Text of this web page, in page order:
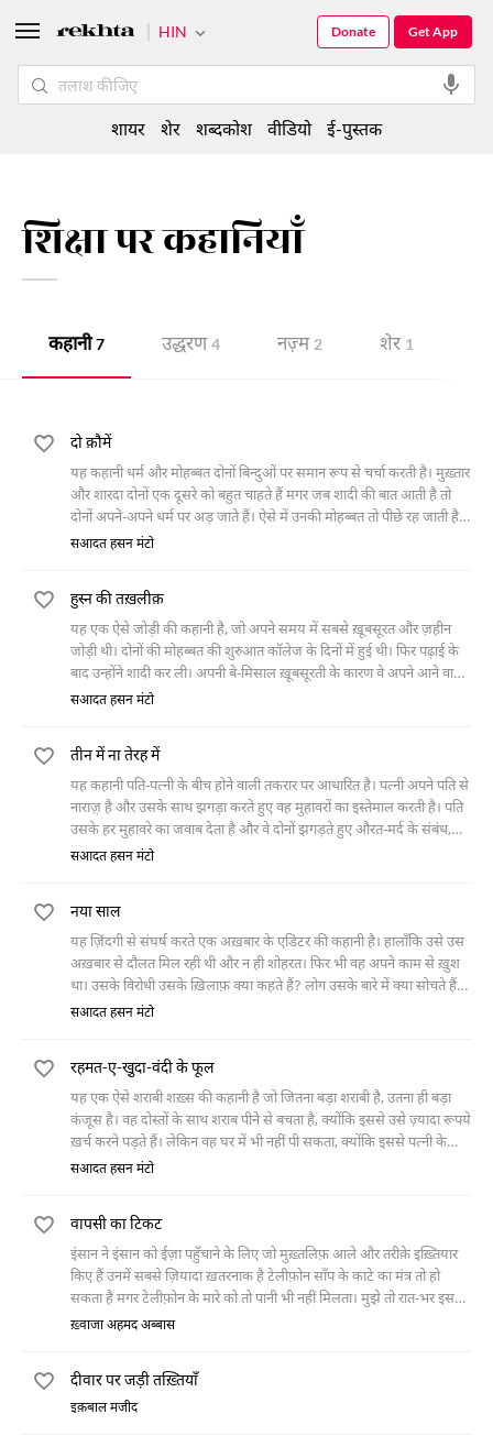
शिक्षा पर कहानियाँ
कहानी 7 उद्धरण 4 नज़्म 2 शेर 1
दो क़ौमें
यह कहानी धर्म और मोहब्बत दोनों बिन्दुओं पर समान रूप से चर्चा करती है। मुख़्तार
और शारदा दोनों एक दूसरे को बहुत चाहते हैं मगर जब शादी की बात आती है तो
दोनों अपने-अपने धर्म पर अड़ जाते हैं। ऐसे में उनकी मोहब्बत तो पीछे रह जाती है
और धर्म उन दोनों पर हावी हो जाता है। दोनों अपने-अपने रास्ते वापस चले जाते हैं।
सआदत हसन मंटो
हुस्न की तख़लीक़
यह एक ऐसे जोड़ी की कहानी है, जो अपने समय में सबसे ख़ूबसूरत और ज़हीन
जोड़ी थी। दोनों की मोहब्बत की शुरुआत कॉलेज के दिनों में हुई थी। फिर पढ़ाई के
बाद उन्होंने शादी कर ली। अपनी बे-मिसाल ख़ूबसूरती के कारण वे अपने आने वाले
बच्चे की ख़ूबसूरती के बारे में सोचने लगे। होने वाले बच्चे की ख़ूबसूरती की सोच
बल्कि अपने आप में एक नमूना था।
सआदत हसन मंटो
तीन में ना तेरह में
यह कहानी पति-पत्नी के बीच होने वाली तकरार पर आधारित है। पत्नी अपने पति से
नाराज़़ है और उसके साथ झगड़ा करते हुए वह मुहावरों का इस्तेमाल करती है। पति
उसके हर मुहावरे का जवाब देता है और वे दोनों झगड़ते हुए औरत-मर्द के संबंध,
शादी और घरेलू ज़रूरियात के बारे में बड़ी दिलचस्प गुफ़्तगू करते जाते हैं।
सआदत हसन मंटो
नया साल
यह ज़िंदगी से संघर्ष करते एक अख़बार के एडिटर की कहानी है। हालाँकि उसे उस
अख़बार से दौलत मिल रही थी और न ही शोहरत। फिर भी वह अपने काम से ख़ुश
था। उसके विरोधी उसके ख़िलाफ़ क्या कहते हैं? लोग उसके बारे में क्या सोचते हैं?
या फिर दुनिया उसकी राह में कितनी मुश्किलें पैदा कर रही है, इससे उसे कोई
साल का आग़ाज़ होने वाला है तो वह उससे भी मुक़ाबले के लिए तैयार है।
सआदत हसन मंटो
रहमत-ए-खु़दा-वंदी के फूल
यह एक ऐसे शराबी शख़्स की कहानी है जो जितना बड़ा शराबी है, उतना ही बड़ा
कंजूस है। वह दोस्तों के साथ शराब पीने से बचता है, क्योंकि इससे उसे ज़्यादा रूपये
ख़र्च करने पड़ते हैं। लेकिन वह घर में भी नहीं पी सकता, क्योंकि इससे पत्नी के
नाराज़़ हो जाने का डर रहता है। इस मुश्किल का हल वह कुछ इस तरह निकालता है
तो हल हो जाती है। मगर एक दूसरी मुश्किल उस वक़्त पैदा होती है जब एक रोज़
उसकी पत्नी पेट के दर्द के कारण उसी बोतल से तीन पैग पी लेती है।
सआदत हसन मंटो
वापसी का टिकट
इंसान ने इंसान को ईज़ा पहुँचाने के लिए जो मुख़्तलिफ़ आले और तरीक़े इख़्तियार
किए हैं उनमें सबसे ज़ियादा ख़तरनाक है टेलीफ़ोन साँप के काटे का मंत्र तो हो
सकता है मगर टेलीफ़ोन के मारे को तो पानी भी नहीं मिलता। मुझे तो रात-भर इस
कम्बख़्त के डर से नींद नहीं
ख़्वाजा अहमद अब्बास
दीवार पर जड़ी तख़्तियाँ
इक़बाल मजीद
HIN Get App
Donate
शायर शेर शब्दकोश वीडियो ई-पुस्तक